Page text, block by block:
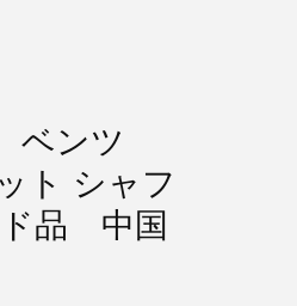
ベンツ
ト シャフ
ド品 中国